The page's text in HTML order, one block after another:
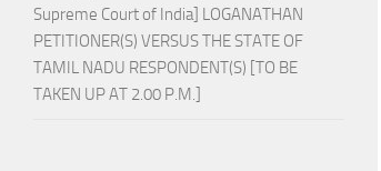
Supreme Court of India] LOGANATHAN
PETITIONER(S) VERSUS THE STATE OF
TAMIL NADU RESPONDENT(S) [TO BE
TAKEN UP AT 2.00 P.M.]